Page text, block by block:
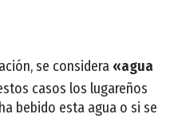
se considera «agua
casos los lugareños
bebido esta agua o si se